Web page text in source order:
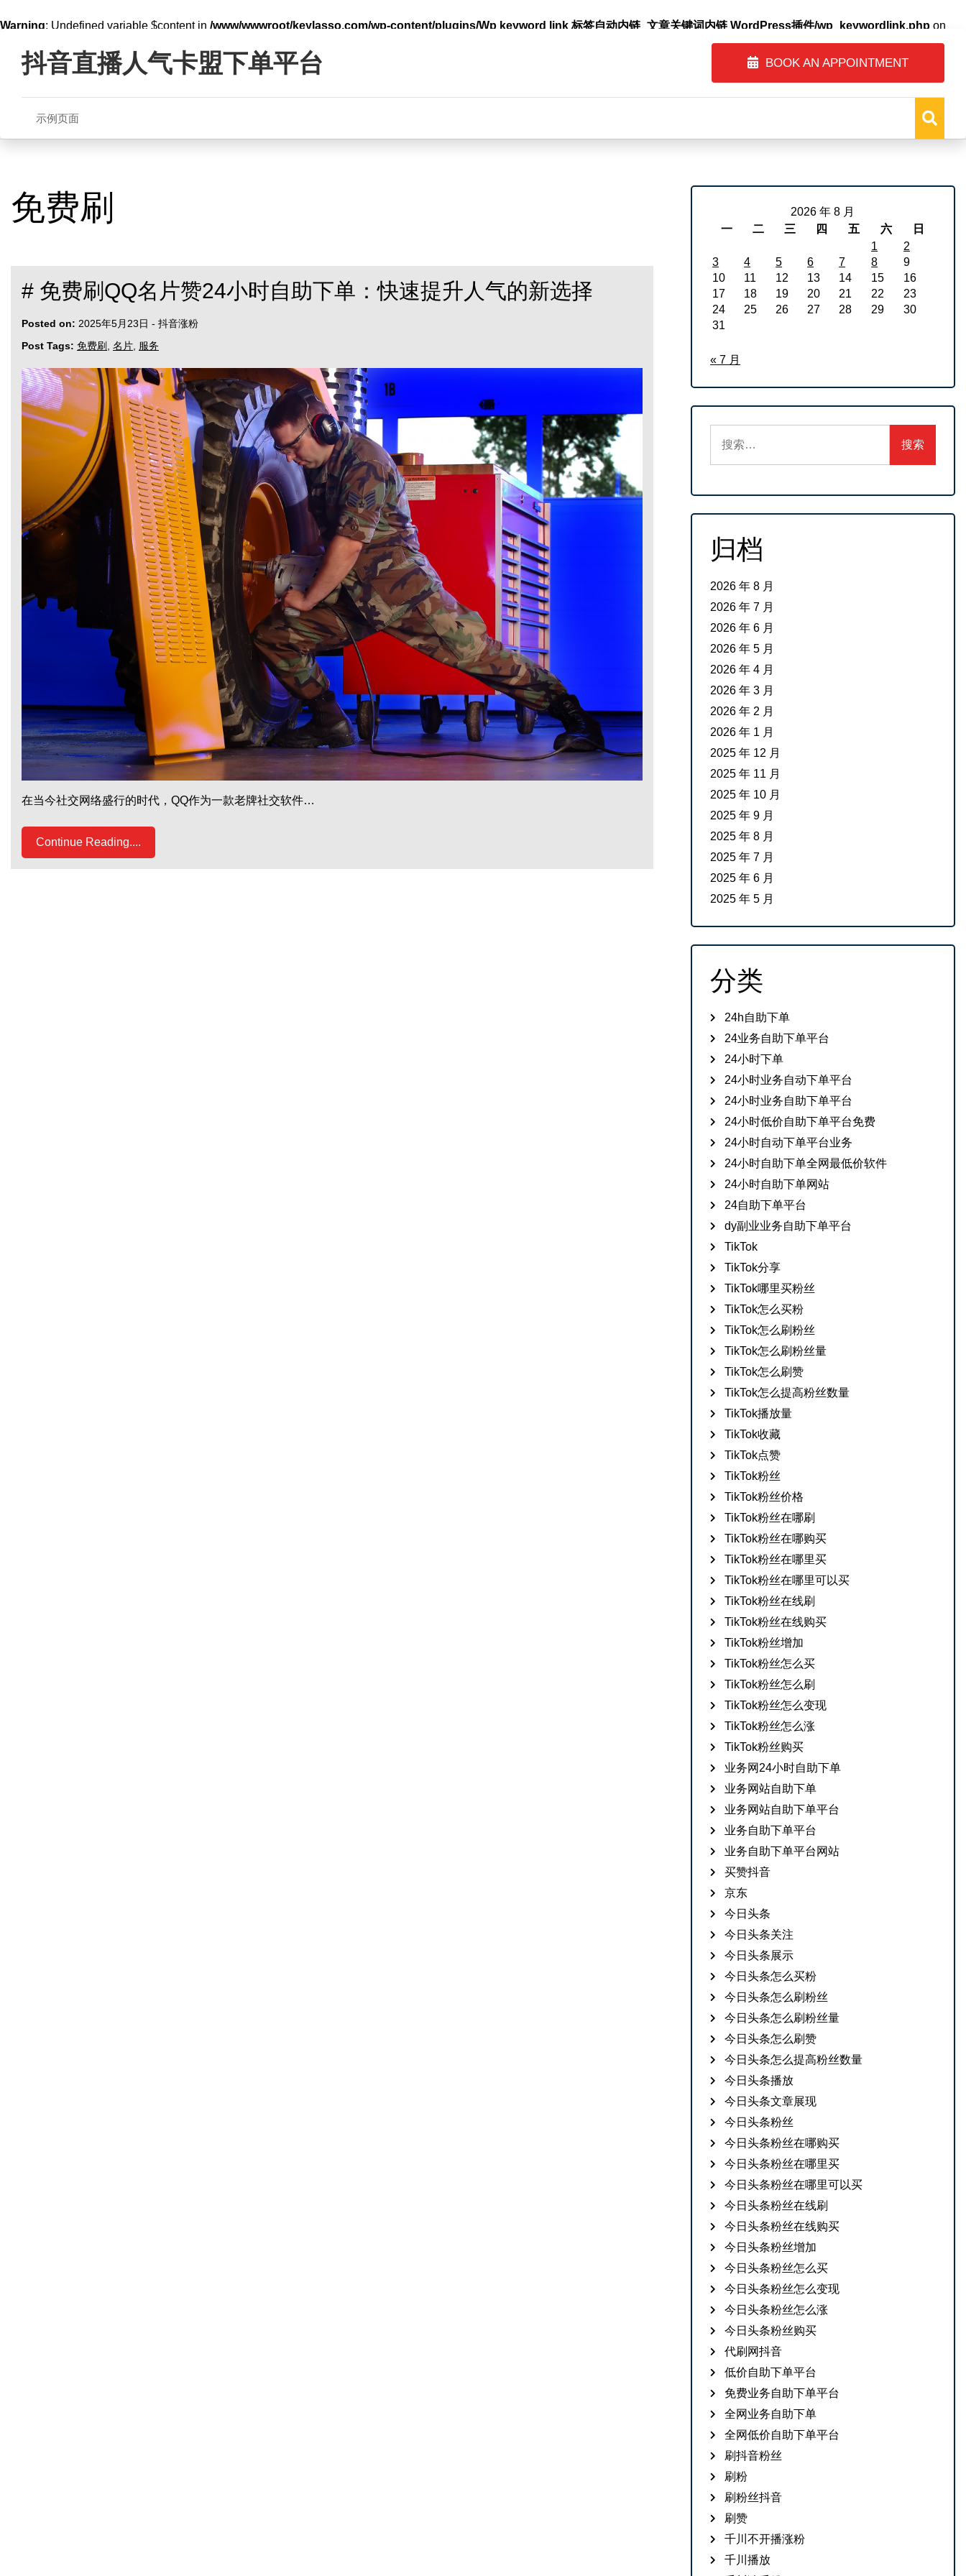
Warning: Undefined variable $content in /www/wwwroot/keylasso.com/wp-content/plugins/Wp keyword link 标签自动内链_文章关键词内链 WordPress插件/wp_keywordlink.php on
content抖音直播人气卡盟下单平台 BOOK AN APPOINTMENT
示例页面
免费刷
# 免费刷QQ名片赞24小时自助下单：快速提升人气的新选择
Posted on: 2025年5月23日 - 抖音涨粉
Post Tags: 免费刷 名片 服务
在当今社交网络盛行的时代，QQ作为一款老牌社交软件…
Continue Reading....
2026 年 8 月
一
二 三 四 五 六
日
1
2
3
4 5 6 7 8
9
10
11 12 13 14 15
16
17
18 19 20 21 22
23
24
25 26 27 28 29
30
31
« 7 月
索：
归档
2026 年 8 月
2026 年 7 月
2026 年 6 月
2026 年 5 月
2026 年 4 月
2026 年 3 月
2026 年 2 月
2026 年 1 月
2025 年 12 月
2025 年 11 月
2025 年 10 月
2025 年 9 月
2025 年 8 月
2025 年 7 月
2025 年 6 月
2025 年 5 月
分类
24h自助下单
24业务自助下单平台
24小时下单
24小时业务自动下单平台
24小时业务自助下单平台
24小时低价自助下单平台免费
24小时自动下单平台业务
24小时自助下单全网最低价软件
24小时自助下单网站
24自助下单平台
dy副业业务自助下单平台
TikTok
TikTok分享
TikTok哪里买粉丝
TikTok怎么买粉
TikTok怎么刷粉丝
TikTok怎么刷粉丝量
TikTok怎么刷赞
TikTok怎么提高粉丝数量
TikTok播放量
TikTok收藏
TikTok点赞
TikTok粉丝
TikTok粉丝价格
TikTok粉丝在哪刷
TikTok粉丝在哪购买
TikTok粉丝在哪里买
TikTok粉丝在哪里可以买
TikTok粉丝在线刷
TikTok粉丝在线购买
TikTok粉丝增加
TikTok粉丝怎么买
TikTok粉丝怎么刷
TikTok粉丝怎么变现
TikTok粉丝怎么涨
TikTok粉丝购买
业务网24小时自助下单
业务网站自助下单
业务网站自助下单平台
业务自助下单平台
业务自助下单平台网站
买赞抖音
京东
今日头条
今日头条关注
今日头条展示
今日头条怎么买粉
今日头条怎么刷粉丝
今日头条怎么刷粉丝量
今日头条怎么刷赞
今日头条怎么提高粉丝数量
今日头条播放
今日头条文章展现
今日头条粉丝
今日头条粉丝在哪购买
今日头条粉丝在哪里买
今日头条粉丝在哪里可以买
今日头条粉丝在线刷
今日头条粉丝在线购买
今日头条粉丝增加
今日头条粉丝怎么买
今日头条粉丝怎么变现
今日头条粉丝怎么涨
今日头条粉丝购买
代刷网抖音
低价自助下单平台
免费业务自助下单平台
全网业务自助下单
全网低价自助下单平台
刷抖音粉丝
刷粉
刷粉丝抖音
刷赞
千川不开播涨粉
千川播放